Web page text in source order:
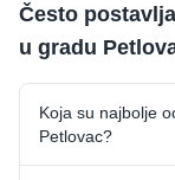
Često
u gradu
Koja su najbolje
Petlovac?